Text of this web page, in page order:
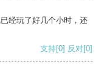
经玩了好几个小时，还
支持[0] 反对[0]